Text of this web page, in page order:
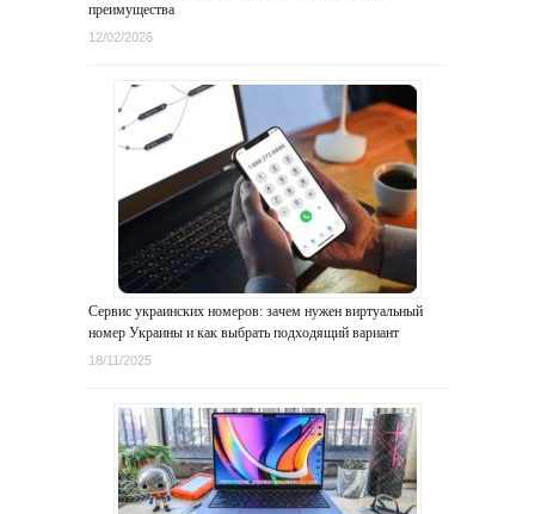
преимущества
12/02/2026
Сервис украинских номеров: зачем нужен виртуальный
номер Украины и как выбрать подходящий вариант
18/11/2025